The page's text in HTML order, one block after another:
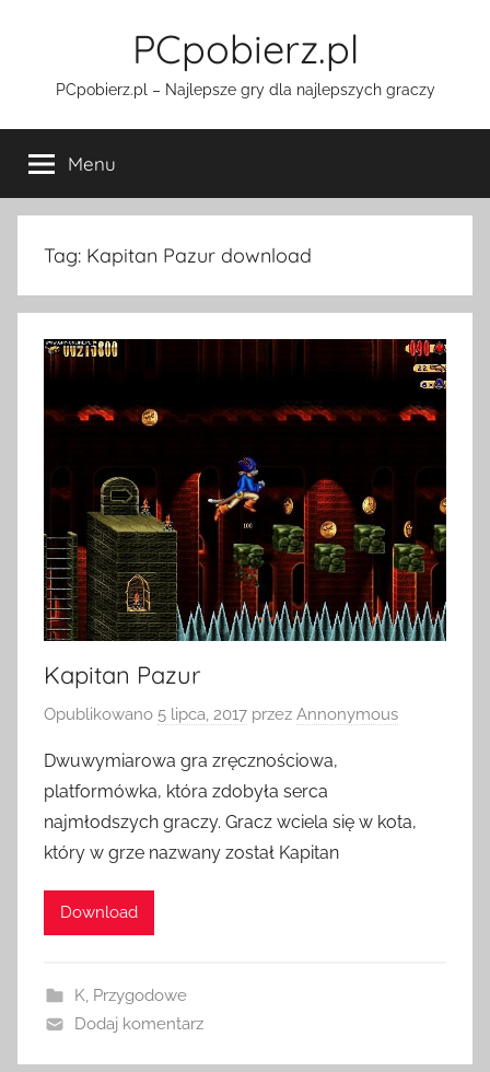
PCpobierz.pl
PCpobierz.pl – Najlepsze gry dla najlepszych graczy
Menu
Tag: Kapitan Pazur download
Kapitan Pazur
Opublikowano 5 lipca, 2017 przez Annonymous
Dwuwymiarowa gra zręcznościowa,
platformówka, która zdobyła serca
najmłodszych graczy. Gracz wciela się w kota,
który w grze nazwany został Kapitan
Download
K Przygodowe
Dodaj komentarz